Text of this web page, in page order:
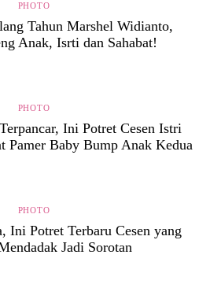
PHOTO
Tahun Marshel Widianto,
Anak, Isrti dan Sahabat!
PHOTO
Ini Potret Cesen Istri
Pamer Baby Bump Anak Kedua
PHOTO
Ini Potret Terbaru Cesen yang
Jadi Sorotan